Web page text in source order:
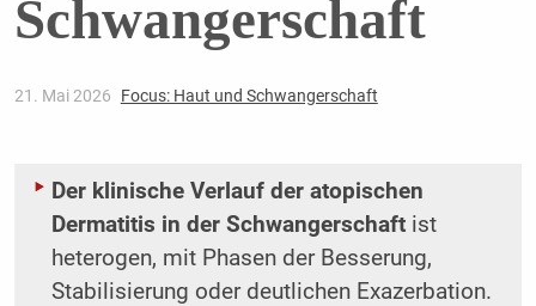
Schwangerschaft
21. Mai 2026 Focus: Haut und Schwangerschaft
Der klinische Verlauf der atopischen
Dermatitis in der Schwangerschaftist
heterogen, mit Phasen der Besserung,
Stabilisierung oder deutlichen Exazerbation.